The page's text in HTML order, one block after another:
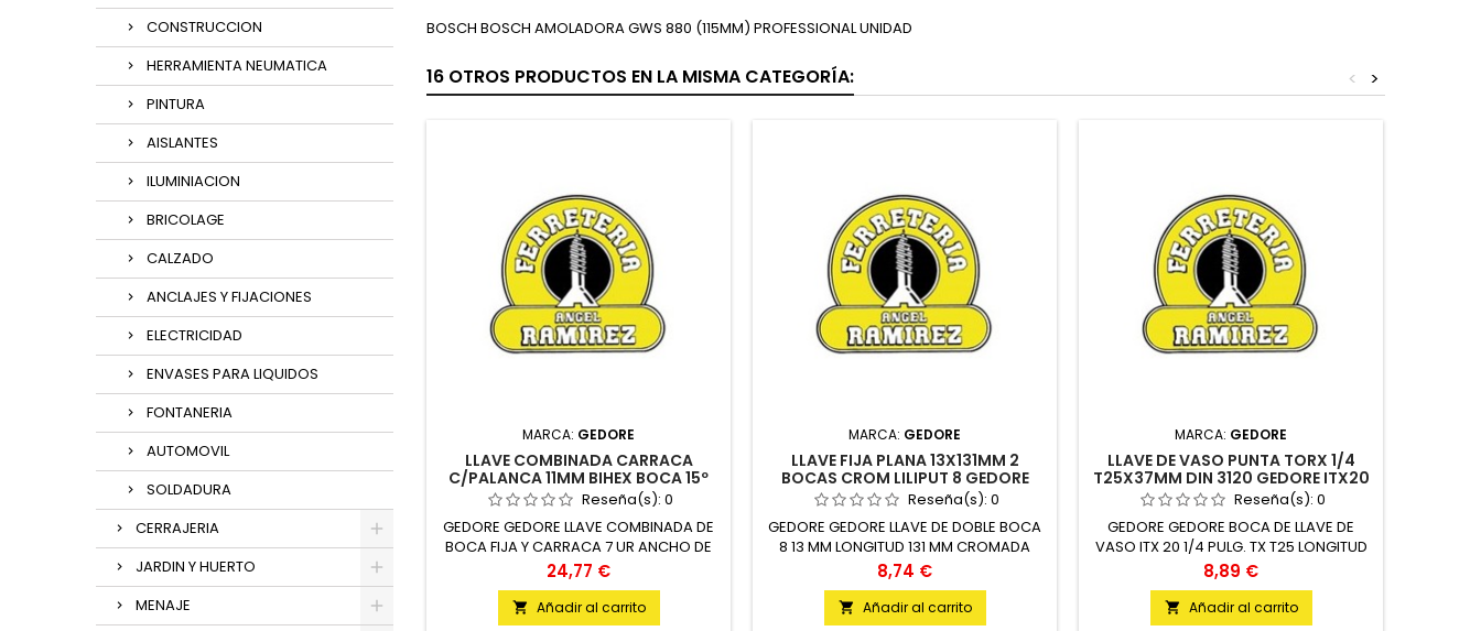
CONSTRUCCION
HERRAMIENTA NEUMATICA
PINTURA
AISLANTES
ILUMINIACION
BRICOLAGE
CALZADO
ANCLAJES Y FIJACIONES
ELECTRICIDAD
ENVASES PARA LIQUIDOS
FONTANERIA
AUTOMOVIL
SOLDADURA
CERRAJERIA
JARDIN Y HUERTO
MENAJE
BOSCH BOSCH AMOLADORA GWS 880 (115MM) PROFESSIONAL UNIDAD
16 OTROS PRODUCTOS EN LA MISMA CATEGORÍA: >
<
MARCA: GEDORE
LLAVE COMBINADA CARRACA
C/PALANCA 11MM BIHEX BOCA 15º
GEDORE GEDORE
Reseña(s): 0
GEDORE GEDORE LLAVE COMBINADA DE
BOCA FIJA Y CARRACA 7 UR ANCHO DE
LLAVE 1 UNIDAD
Precio
24,77 €
 Añadir al carrito
MARCA: GEDORE
LLAVE FIJA PLANA 13X131MM 2
BOCAS CROM LILIPUT 8 GEDORE
GEDOREReseña(s): 0
GEDORE GEDORE LLAVE DE DOBLE BOCA
8 13 MM LONGITUD 131 MM CROMADA
GEDORE UNIDAD
Precio
8,74 €
 Añadir al carrito
MARCA: GEDORE
LLAVE DE VASO PUNTA TORX 1/4
T25X37MM DIN 3120 GEDORE ITX20
GEDOREReseña(s): 0
GEDORE GEDORE BOCA DE LLAVE DE
VASO ITX 20 1/4 PULG. TX T25 LONGITUD
37 MM UNIDAD
Precio
8,89 €
 Añadir al carrito